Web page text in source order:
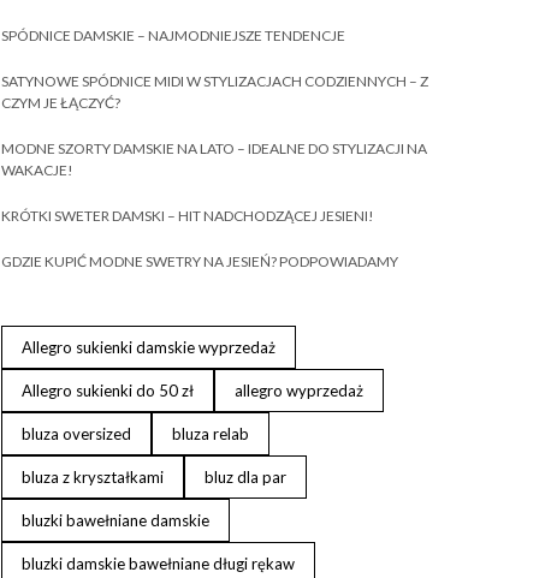
SPÓDNICE DAMSKIE – NAJMODNIEJSZE TENDENCJE
SATYNOWE SPÓDNICE MIDI W STYLIZACJACH CODZIENNYCH – Z
CZYM JE ŁĄCZYĆ?
MODNE SZORTY DAMSKIE NA LATO – IDEALNE DO STYLIZACJI NA
WAKACJE!
KRÓTKI SWETER DAMSKI – HIT NADCHODZĄCEJ JESIENI!
GDZIE KUPIĆ MODNE SWETRY NA JESIEŃ? PODPOWIADAMY
Allegro sukienki damskie wyprzedaż
Allegro sukienki do 50 zł allegro wyprzedaż
bluza oversized bluza relab
bluza z kryształkami bluz dla par
bluzki bawełniane damskie
bluzki damskie bawełniane długi rękaw